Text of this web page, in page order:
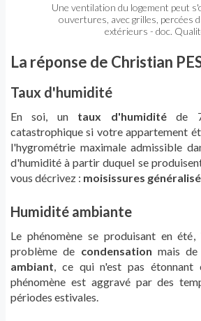
Une ventilation du logement peut
ouvertures, avec grilles, percées
extérieurs - doc.
La réponse de Christian
Taux d'humidité
En soi, un taux d'humiditéde
catastrophique si votre appartement
l'hygrométrie maximale admissible
d'humidité à partir duquel se
vous décrivez : moisissures
Humidité ambiante
Le phénomène se produisant en
problème de condensation mais de
ambiant, ce qui n'est pas étonnant
phénomène est aggravé par des
périodes estivales.